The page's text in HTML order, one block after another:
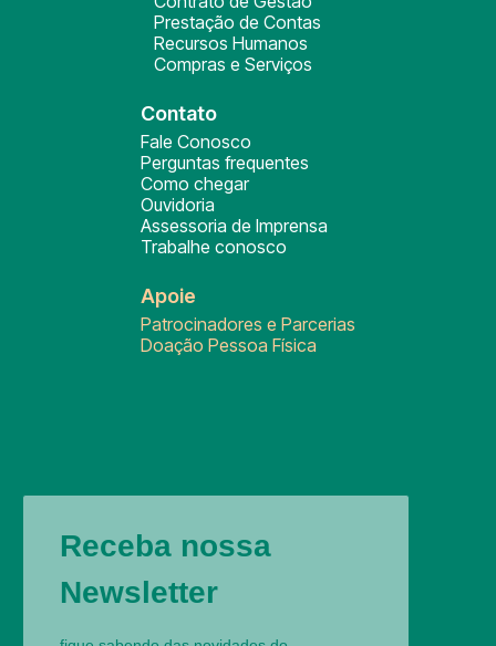
Prestação de Contas
Recursos Humanos
Compras e Serviços
Contato
Fale Conosco
Perguntas frequentes
Como chegar
Ouvidoria
Assessoria de Imprensa
Trabalhe conosco
Apoie
Patrocinadores e Parcerias
Doação Pessoa Física